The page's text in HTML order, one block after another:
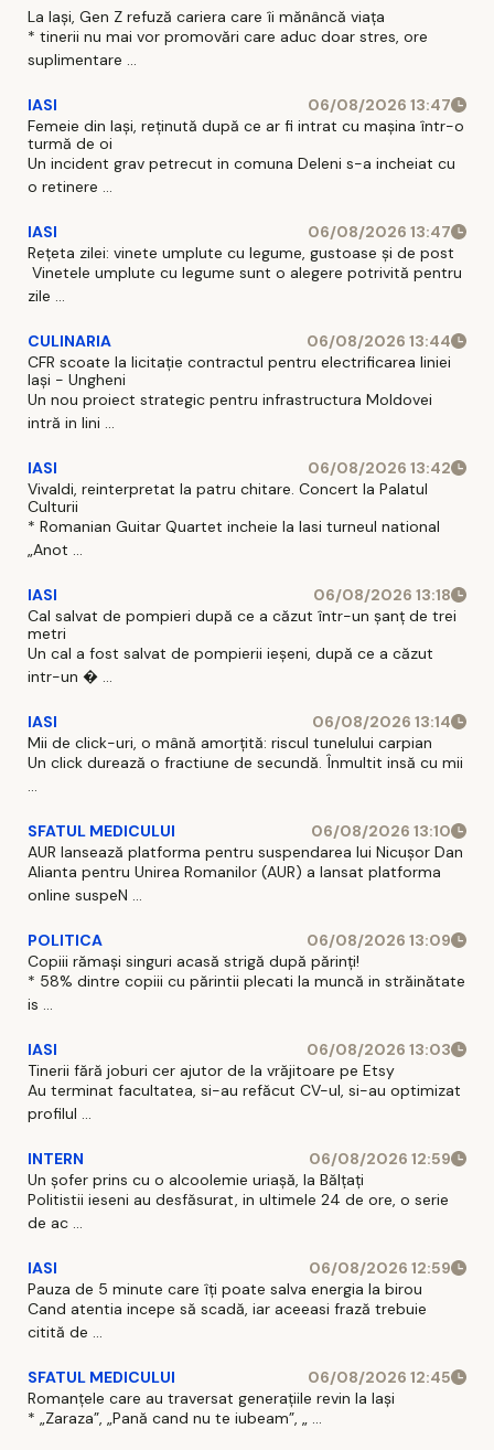
La Iași, Gen Z refuză cariera care îi mănâncă viața
* tinerii nu mai vor promovări care aduc doar stres, ore
suplimentare ...
IASI
06/08/2026 13:47
Femeie din Iași, reținută după ce ar fi intrat cu mașina într-o
turmă de oi
Un incident grav petrecut in comuna Deleni s-a incheiat cu
o retinere ...
IASI
06/08/2026 13:47
Rețeta zilei: vinete umplute cu legume, gustoase și de post
Vinetele umplute cu legume sunt o alegere potrivită pentru
zile ...
CULINARIA
06/08/2026 13:44
CFR scoate la licitație contractul pentru electrificarea liniei
Iași - Ungheni
Un nou proiect strategic pentru infrastructura Moldovei
intră in lini ...
IASI
06/08/2026 13:42
Vivaldi, reinterpretat la patru chitare. Concert la Palatul
Culturii
* Romanian Guitar Quartet incheie la Iasi turneul national
„Anot ...
IASI
06/08/2026 13:18
Cal salvat de pompieri după ce a căzut într-un şanţ de trei
metri
Un cal a fost salvat de pompierii ieşeni, după ce a căzut
intr-un � ...
IASI
06/08/2026 13:14
Mii de click-uri, o mână amorțită: riscul tunelului carpian
Un click durează o fractiune de secundă. Înmultit insă cu mii
...
SFATUL MEDICULUI
06/08/2026 13:10
AUR lansează platforma pentru suspendarea lui Nicușor Dan
Alianta pentru Unirea Romanilor (AUR) a lansat platforma
online suspeN ...
POLITICA
06/08/2026 13:09
Copiii rămași singuri acasă strigă după părinți!
* 58% dintre copiii cu părintii plecati la muncă in străinătate
is ...
IASI
06/08/2026 13:03
Tinerii fără joburi cer ajutor de la vrăjitoare pe Etsy
Au terminat facultatea, si-au refăcut CV-ul, si-au optimizat
profilul ...
INTERN
06/08/2026 12:59
Un șofer prins cu o alcoolemie uriașă, la Bălțați
Politistii ieseni au desfăsurat, in ultimele 24 de ore, o serie
de ac ...
IASI
06/08/2026 12:59
Pauza de 5 minute care îți poate salva energia la birou
Cand atentia incepe să scadă, iar aceeasi frază trebuie
citită de ...
SFATUL MEDICULUI
06/08/2026 12:45
Romanțele care au traversat generațiile revin la Iași
* „Zaraza”, „Pană cand nu te iubeam”, „ ...